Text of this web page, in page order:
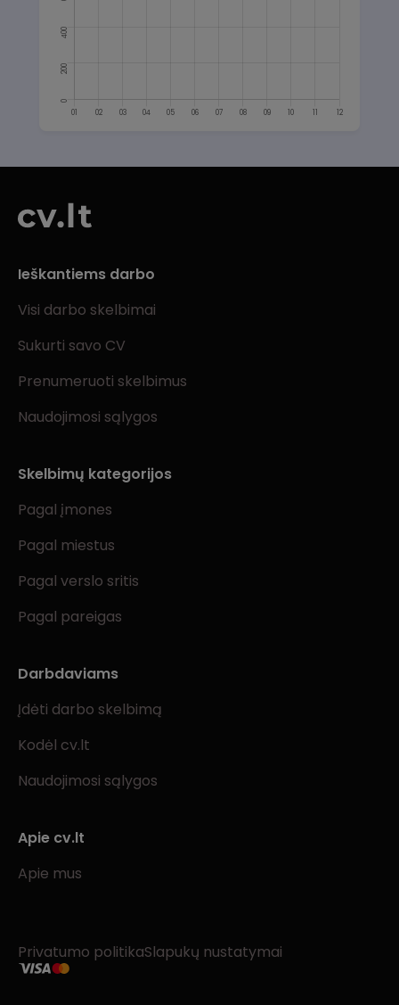
Ieškantiems darbo
Visi darbo skelbimai
Sukurti savo CV
Prenumeruoti skelbimus
Naudojimosi sąlygos
Skelbimų kategorijos
Pagal įmones
Pagal miestus
Pagal verslo sritis
Pagal pareigas
Darbdaviams
Įdėti darbo skelbimą
Kodėl cv.lt
Naudojimosi sąlygos
Apie cv.lt
Apie mus
Privatumo politikaSlapukų nustatymai